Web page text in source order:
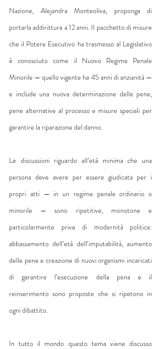
Nazione, Alejandra Monteoliva, proponga di
portarla addirittura a 12 anni. Il pacchetto di misure
che il Potere Esecutivo ha trasmesso al Legislativo
è conosciuto come il Nuovo Regime Penale
Minorile — quello vigente ha 45 anni di anzianità —
e include una nuova determinazione delle pene,
pene alternative al processo e misure speciali per
garantire la riparazione del danno.
Le discussioni riguardo all’età minima che una
persona deve avere per essere giudicata per i
propri atti — in un regime penale ordinario o
minorile — sono ripetitive, monotone e
particolarmente prive di modernità politica:
abbassamento dell’età dell’imputabilità, aumento
delle pene e creazione di nuovi organismi incaricati
di garantire l’esecuzione della pena e il
reinserimento sono proposte che si ripetono in
ogni dibattito.
In tutto il mondo questo tema viene discusso